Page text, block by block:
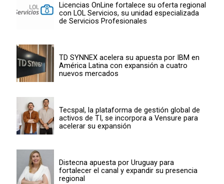
Licencias OnLine fortalece su oferta regional
con LOL Servicios, su unidad especializada
de Servicios Profesionales
TD SYNNEX acelera su apuesta por IBM en
América Latina con expansión a cuatro
nuevos mercados
Tecspal, la plataforma de gestión global de
activos de TI, se incorpora a Vensure para
acelerar su expansión
Distecna apuesta por Uruguay para
fortalecer el canal y expandir su presencia
regional